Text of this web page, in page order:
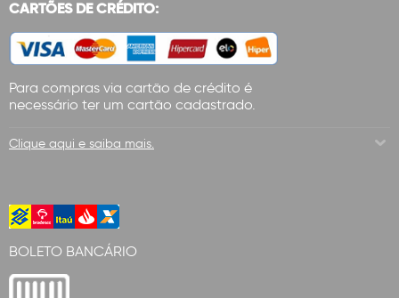
CARTÕES DE CRÉDITO:
Para compras via cartão de crédito é
necessário ter um cartão cadastrado.
Clique aqui e saiba mais.
BOLETO BANCÁRIO